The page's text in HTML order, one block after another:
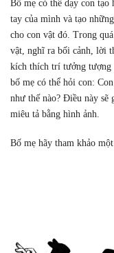
Bố mẹ có thể dạy con
tay của mình và tạo
cho con vật đó. Trong
vật, nghĩ ra bối cảnh, lời
kích thích trí tưởng tượng
bố mẹ có thể hỏi con:
như thế nào? Điều này
miêu tả bằng hình ảnh.
Bố mẹ hãy tham khảo